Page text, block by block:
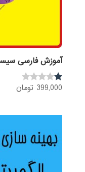
آموزش فارسی
نم
399,000 تومان